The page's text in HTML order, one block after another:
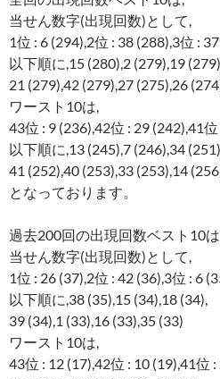
当せん数字(出現回数)として,
1位 : 6 (294),2位 : 38 (288),3位 :
以下順に,15 (280),2 (279),19
21 (279),42 (279),27 (275),26
ワースト10は,
43位 : 9 (236),42位 : 29 (242),41
以下順に,13 (245),7 (246),34
41 (252),40 (253),33 (253),14
となっております。
過去200回の出現回数ベスト10
当せん数字(出現回数)として,
1位 : 26 (37),2位 : 42 (36),3位 : 6
以下順に,38 (35),15 (34),18 (34),
39 (34),1 (33),16 (33),35 (33)
ワースト10は,
43位 : 12 (17),42位 : 10 (19),41位 :